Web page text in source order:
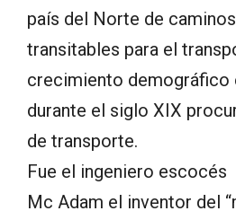
país del Norte de
transitables para el
crecimiento demográfico
durante el siglo XIX
de transporte.
Fue el ingeniero escocés
Mc Adam el inventor del